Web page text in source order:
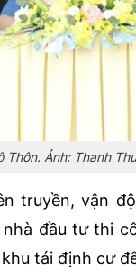
Ảnh: Thanh
truyền, vận
đầu tư thi
tái định cư